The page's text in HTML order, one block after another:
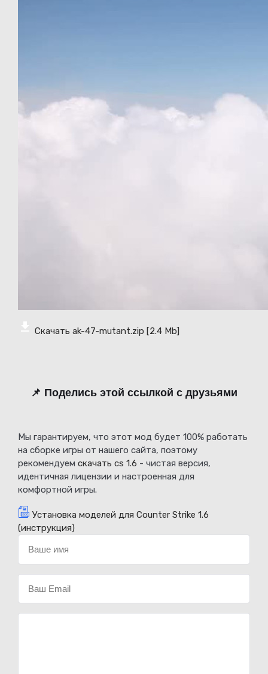
Скачать ak-47-mutant.zip [2.4 Mb]
📌 Поделись этой ссылкой с друзьями
Мы гарантируем, что этот мод будет 100% работать
на сборке игры от нашего сайта, поэтому
рекомендуем скачать cs 1.6 - чистая версия,
идентичная лицензии и настроенная для
комфортной игры.
Установка моделей для Counter Strike 1.6
(инструкция)